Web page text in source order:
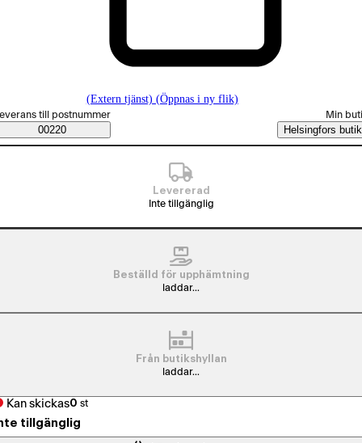
(Extern tjänst) (Öppnas i ny flik)
Saatavuustiedot
beställningssätt
till postnummer
00220
Min
Helsingfors butik
Levererad
Inte tillgänglig
Beställd för upphämtning
laddar...
Från butikshyllan
laddar...
Kan skickas0 st
tillgänglig